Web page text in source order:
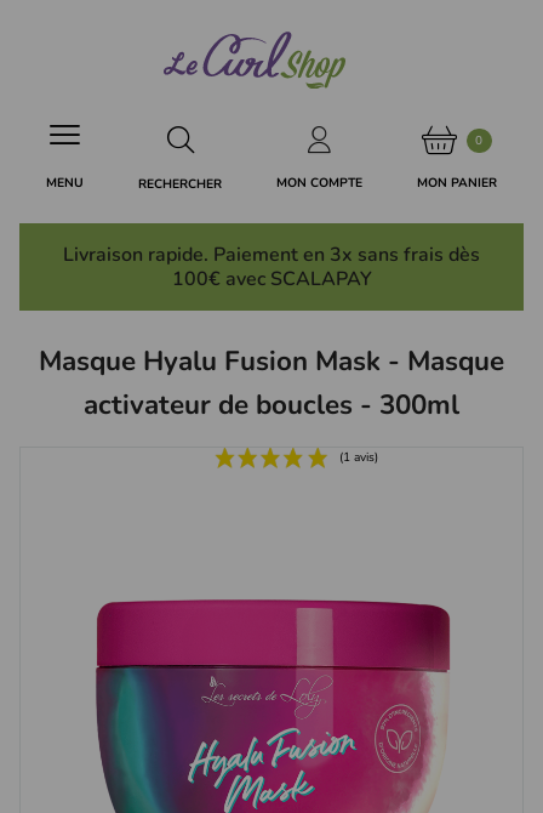
MON COMPTE
0
MON PANIER
RECHERCHER
MENU
Livraison rapide. Paiement en 3x sans frais dès
100€ avec SCALAPAY
Masque Hyalu Fusion Mask - Masque
activateur de boucles - 300ml